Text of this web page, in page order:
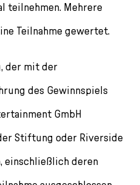
teilnehmen. Mehrere
Teilnahme gewertet.
der mit der
des Gewinnspiels
GmbH
Stiftung oder Riverside
einschließlich deren